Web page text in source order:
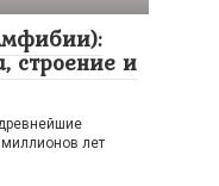
строение и
лет